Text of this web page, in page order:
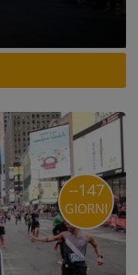
--147
GIORNI